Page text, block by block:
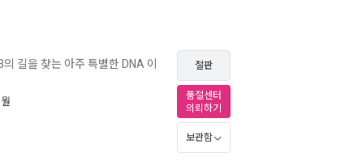
길을 찾는 아주 특별한 DNA 이 절판
품절센터
의뢰하기
보관함